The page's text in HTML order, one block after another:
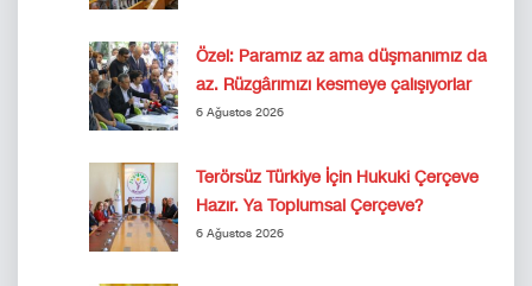
Özel: Paramız az ama düşmanımız da
az. Rüzgârımızı kesmeye çalışıyorlar
6 Ağustos 2026
Terörsüz Türkiye İçin Hukuki Çerçeve
Hazır. Ya Toplumsal Çerçeve?
6 Ağustos 2026